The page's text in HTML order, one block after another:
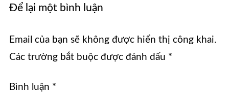
Để lại một bình luận
Email của bạn sẽ không được hiển thị công khai.
Các trường bắt buộc được đánh dấu *
Bình luận *